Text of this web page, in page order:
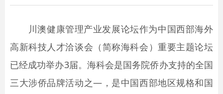
川澳健康管理产业发展论坛作为中国西部海外
高新科技人才洽谈会（简称海科会）重要主题论坛
已经成功举办3届。海科会是国务院侨办支持的全国
三大涉侨品牌活动之—，是中国西部地区规格和国